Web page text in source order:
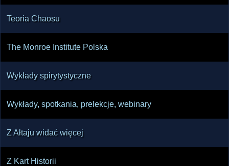
Teoria Chaosu
The Monroe Institute Polska
Wykłady spirytystyczne
Wykłady, spotkania, prelekcje, webinary
Z Ałtaju widać więcej
Z Kart Historii